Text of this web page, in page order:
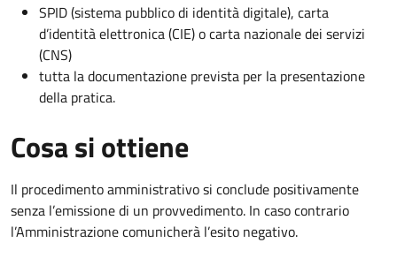
SPID (sistema pubblico di identità digitale), carta
d’identità elettronica (CIE) o carta nazionale dei servizi
(CNS)
tutta la documentazione prevista per la presentazione
della pratica.
Cosa si ottiene
Il procedimento amministrativo si conclude positivamente
senza l’emissione di un provvedimento. In caso contrario
l’Amministrazione comunicherà l’esito negativo.